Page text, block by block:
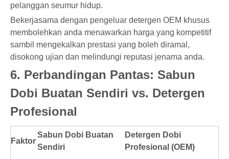
pelanggan seumur hidup.
Bekerjasama dengan pengeluar detergen OEM khusus
membolehkan anda menawarkan harga yang kompetitif
sambil mengekalkan prestasi yang boleh diramal,
disokong ujian dan melindungi reputasi jenama anda.
6. Perbandingan Pantas: Sabun
Dobi Buatan Sendiri vs. Detergen
Profesional
Faktor
Sabun Dobi Buatan
Sendiri
Detergen Dobi
Profesional (OEM)